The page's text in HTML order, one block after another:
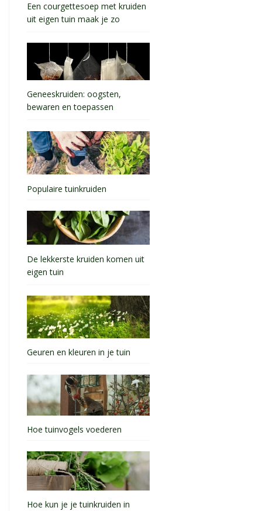
Een courgettesoep met kruiden
uit eigen tuin maak je zo
Geneeskruiden: oogsten,
bewaren en toepassen
Populaire tuinkruiden
De lekkerste kruiden komen uit
eigen tuin
Geuren en kleuren in je tuin
Hoe tuinvogels voederen
Hoe kun je je tuinkruiden in